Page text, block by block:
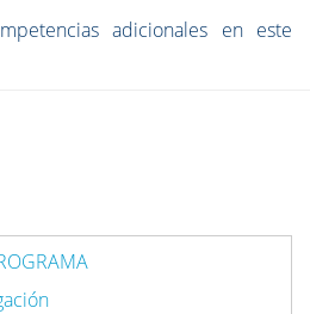
adicionales en este